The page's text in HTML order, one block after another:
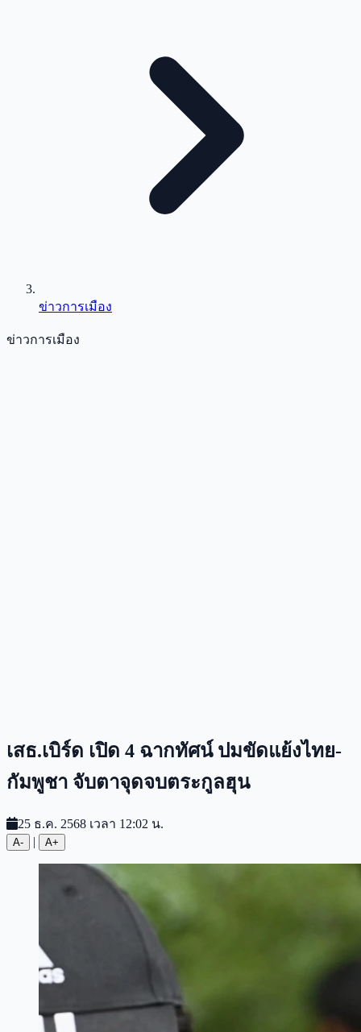
ข่าวการเมือง
ข่าวการเมือง
เสธ.เบิร์ด เปิด 4 ฉากทัศน์ ปมขัดแย้งไทย-
กัมพูชา จับตาจุดจบตระกูลฮุน
25 ธ.ค. 2568 เวลา 12:02 น.
A- | A+